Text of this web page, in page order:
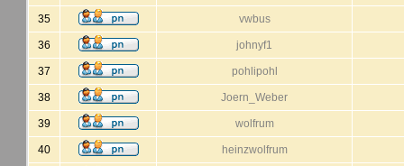
35 vwbus
36 johnyf1
37 pohlipohl
38 Joern_Weber
39 wolfrum
40 heinzwolfrum